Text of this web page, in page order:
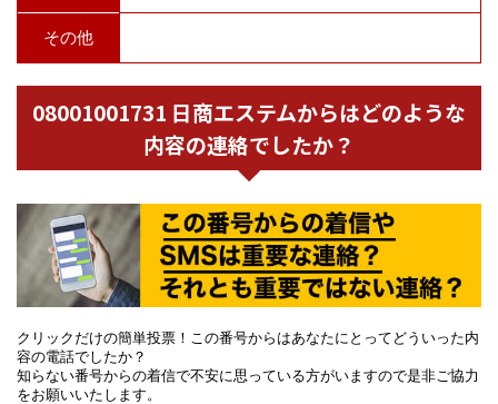
その他
08001001731 日商エステムからはどのような
内容の連絡でしたか？
クリックだけの簡単投票！この番号からはあなたにとってどういった内
容の電話でしたか？
知らない番号からの着信で不安に思っている方がいますので是非ご協力
をお願いいたします。